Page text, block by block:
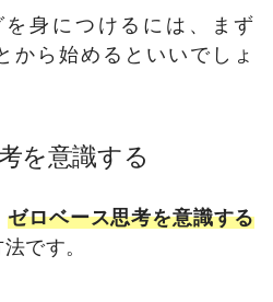
身につけるには、まず
から始めるといいでしょ
を意識する
ゼロベース思考を意識する
です。